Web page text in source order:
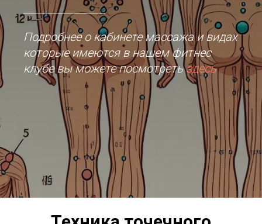
Подробнее о кабинете массажа и видах
которые имеются в нашем фитнес
клубе вы можете посмотретьздесь